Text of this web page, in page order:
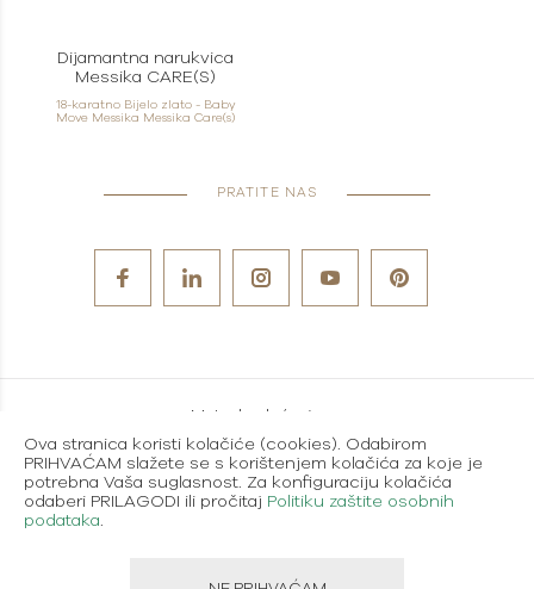
Dijamantna narukvica
Messika CARE(S)
18-karatno Bijelo zlato - Baby
Move Messika Messika Care(s)
PRATITE NAS
Metode plaćanja
Karijere
Uvjeti korištenja
Ova stranica koristi kolačiće (cookies). Odabirom
PRIHVAĆAM slažete se s korištenjem kolačića za koje je
potrebna Vaša suglasnost. Za konfiguraciju kolačića
odaberi PRILAGODI ili pročitaj Politiku zaštite osobnih
podataka.